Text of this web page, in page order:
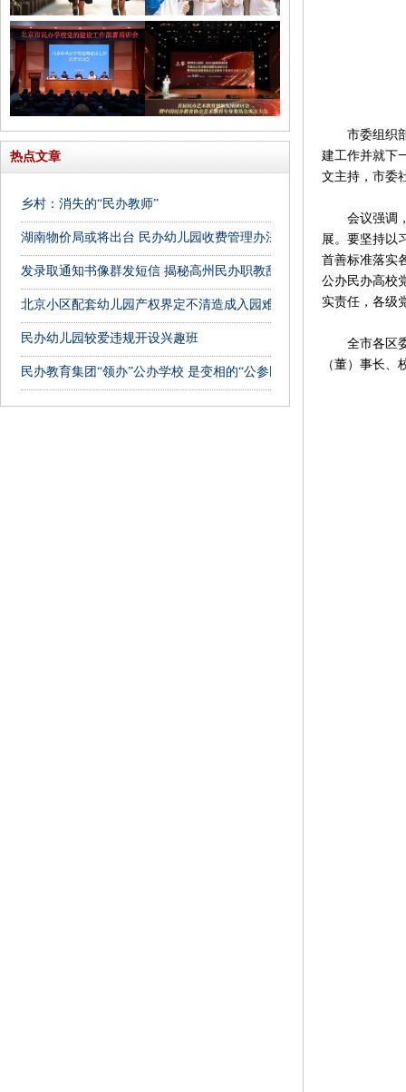
热点文章
乡村：消失的“民办教师”
湖南物价局或将出台 民办幼儿园收费管理办法
发录取通知书像群发短信 揭秘高州民办职教乱象
北京小区配套幼儿园产权界定不清造成入园难
民办幼儿园较爱违规开设兴趣班
民办教育集团“领办”公办学校 是变相的“公参民”吗？
市委组织部
建工作并就下
文主持，市委
会议强调，
展。要坚持以
首善标准落实
公办民办高校
实责任，各级
全市各区委
（董）事长、